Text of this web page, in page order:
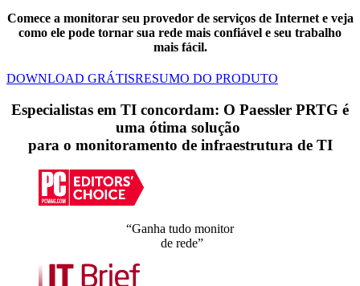
Comece a monitorar seu provedor de serviços de Internet e veja
como ele pode tornar sua rede mais confiável e seu trabalho
mais fácil.
DOWNLOAD GRÁTISRESUMO DO PRODUTO
Especialistas em TI concordam: O Paessler PRTG é
uma ótima solução
para o monitoramento de infraestrutura de TI
“Ganha tudo monitor
de rede”